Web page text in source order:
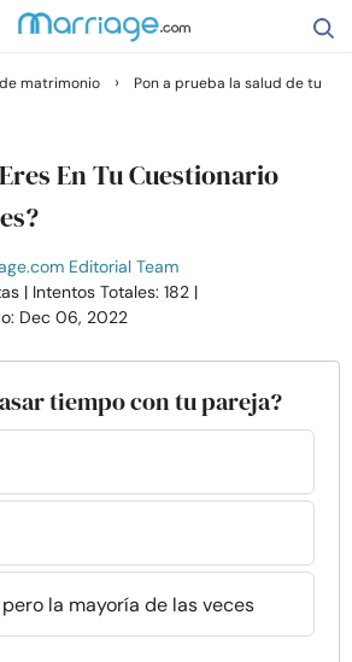
matrimonio ›
Pon a prueba la salud de tu
En Tu Cuestionario
Editorial Team
| Intentos Totales: 182 |
Dec 06, 2022
tiempo con tu pareja?
la mayoría de las veces